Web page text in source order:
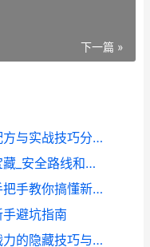
下一篇 »
逆水寒游历调酒全攻略：隐藏配方与实战技巧分享
逆水寒水底洞穴全攻略：隐藏宝藏_安全路线和新手避坑指南
逆水寒新增恩怨玩法全解析：手把手教你搞懂新系统
避坑指南
逆水寒手部挂件全解析：提升战力的隐藏技巧与搭配攻略